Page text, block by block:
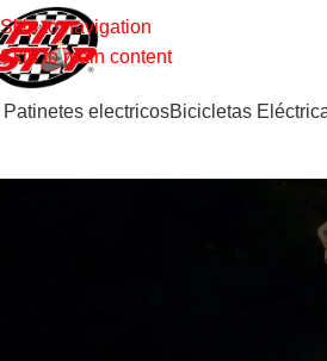
Skip to navigation
Skip to main content
Patinetes electricosBicicletas